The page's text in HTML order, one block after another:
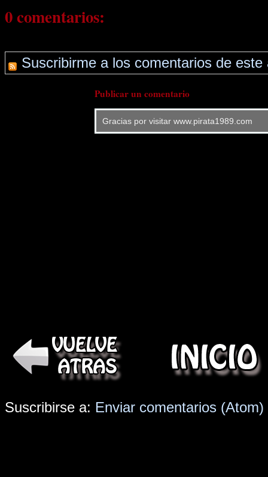
0 comentarios:
Suscribirme a los comentarios de este
Publicar un comentario
Gracias por visitar www.pirata1989.com
Suscribirse a: Enviar comentarios (Atom)